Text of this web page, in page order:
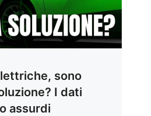
sono
I dati
assurdi